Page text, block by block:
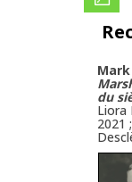
du
Liora
2021